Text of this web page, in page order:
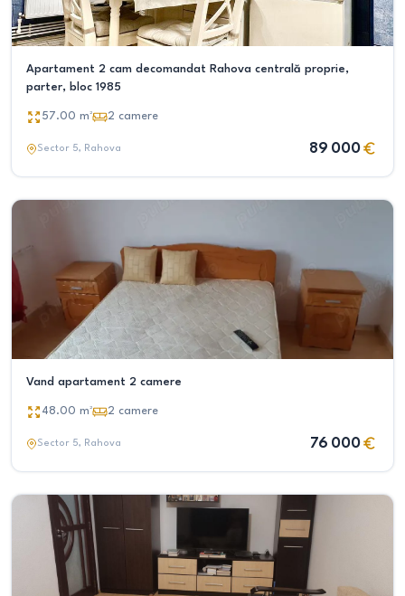
Apartament 2 cam decomandat Rahova centrală proprie,
parter, bloc 1985
57.00 m² 2 camere
Sector 5, Rahova 89 000
Vand apartament 2 camere
48.00 m² 2 camere
Sector 5, Rahova 76 000